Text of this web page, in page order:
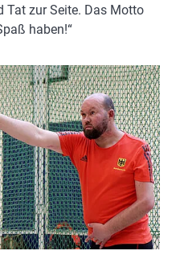
Tat zur Seite. Das Motto
haben!“